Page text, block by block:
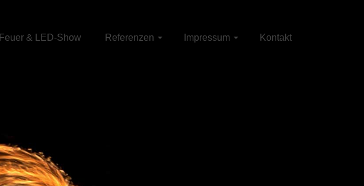
Feuer & LED-Show Referenzen Impressum Kontakt